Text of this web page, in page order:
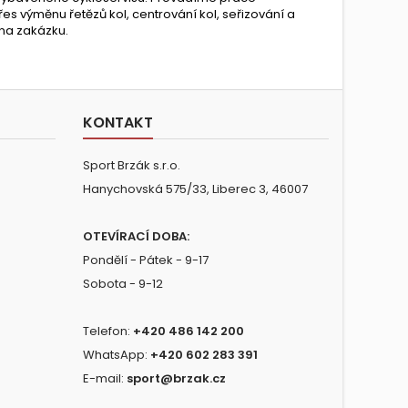
výměnu řetězů kol, centrování kol, seřizování a
zakázku.
KONTAKT
Sport Brzák s.r.o.
Hanychovská 575/33, Liberec 3, 46007
OTEVÍRACÍ DOBA:
Pondělí - Pátek - 9-17
Sobota - 9-12
Telefon: +420 486 142 200
WhatsApp: +420 602 283 391
E-mail: sport@brzak.cz